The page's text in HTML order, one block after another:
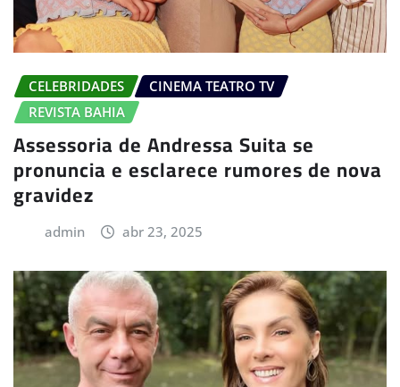
CELEBRIDADES
CINEMA TEATRO TV
REVISTA BAHIA
Assessoria de Andressa Suita se
pronuncia e esclarece rumores de nova
gravidez
admin abr 23, 2025